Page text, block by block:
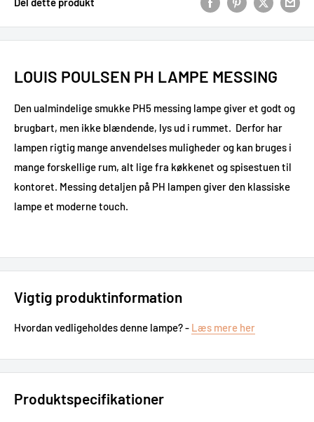
LOUIS POULSEN PH LAMPE MESSING
Den ualmindelige smukke PH5 messing lampe giver et godt og
brugbart, men ikke blændende, lys ud i rummet. Derfor har
lampen rigtig mange anvendelses muligheder og kan bruges i
mange forskellige rum, alt lige fra køkkenet og spisestuen til
kontoret. Messing detaljen på PH lampen giver den klassiske
lampe et moderne touch.
Vigtig produktinformation
Hvordan vedligeholdes denne lampe? - Læs mere her
Produktspecifikationer